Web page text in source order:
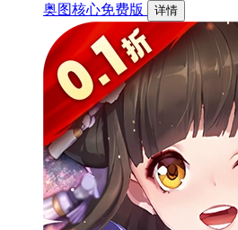
奥图核心免费版 详情